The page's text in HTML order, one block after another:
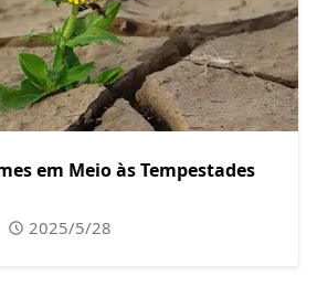
em Meio às Tempestades
2025/5/28